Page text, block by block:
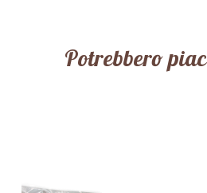
Potrebbero